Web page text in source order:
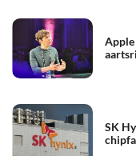
Apple
SK